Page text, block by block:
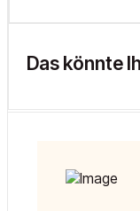
Das könnte